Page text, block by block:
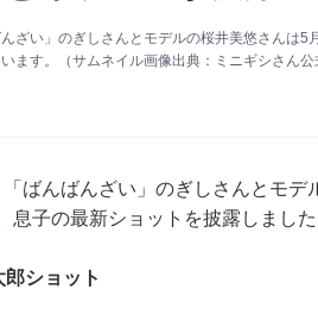
ざい」のぎしさんとモデルの桜井美悠さんは
ます。（サムネイル画像出典：ミニギシさん公
ばんばんざい」のぎしさんとモ
息子の最新ショットを披露しました
郎ショット